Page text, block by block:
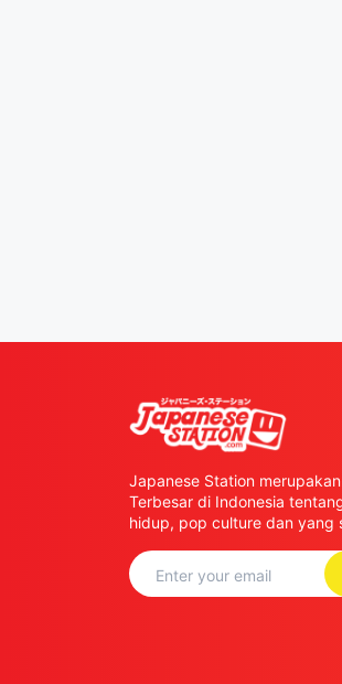
Japanese Station
Terbesar di Indonesia
hidup, pop culture dan yang